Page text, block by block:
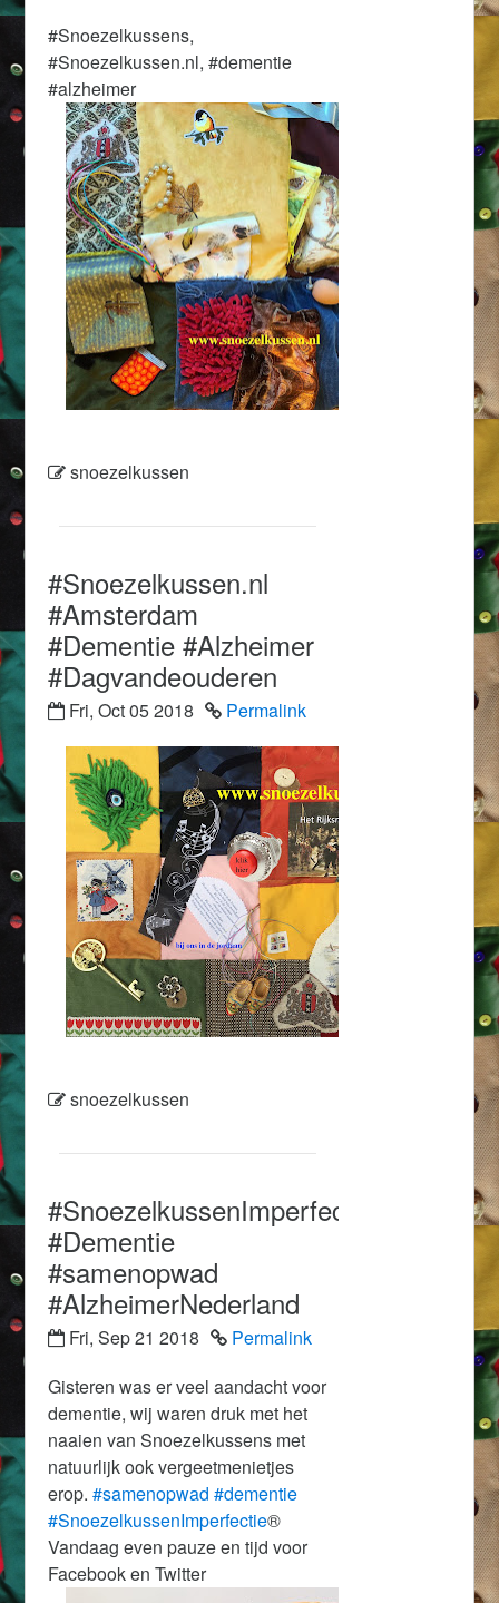
#Snoezelkussens,
#Snoezelkussen.nl, #dementie
#alzheimer
snoezelkussen
#Snoezelkussen.nl
#Amsterdam
#Dementie #Alzheimer
#Dagvandeouderen
Fri, Oct 05 2018 Permalink
snoezelkussen
#SnoezelkussenImperfectie®
#Dementie
#samenopwad
#AlzheimerNederland
Fri, Sep 21 2018
Permalink
Gisteren was er veel aandacht voor
dementie, wij waren druk met het
naaien van Snoezelkussens met
natuurlijk ook vergeetmenietjes
erop.#samenopwad #dementie
#SnoezelkussenImperfectie®
Vandaag even pauze en tijd voor
Facebook en Twitter